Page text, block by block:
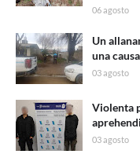
06 agosto
Un
una
03 agosto
Violenta
03 agosto